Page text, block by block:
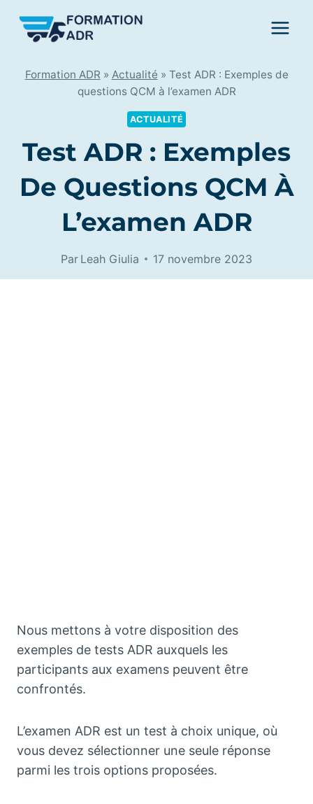
Formation ADR » Actualité » Test ADR : Exemples de
questions QCM à l’examen ADR
ACTUALITÉ
Test ADR : Exemples
De Questions QCM À
L’examen ADR
Par Leah Giulia 17 novembre 2023
Nous mettons à votre disposition des
exemples de tests ADR auxquels les
participants aux examens peuvent être
confrontés.
L’examen ADR est un test à choix unique, où
vous devez sélectionner une seule réponse
parmi les trois options proposées.